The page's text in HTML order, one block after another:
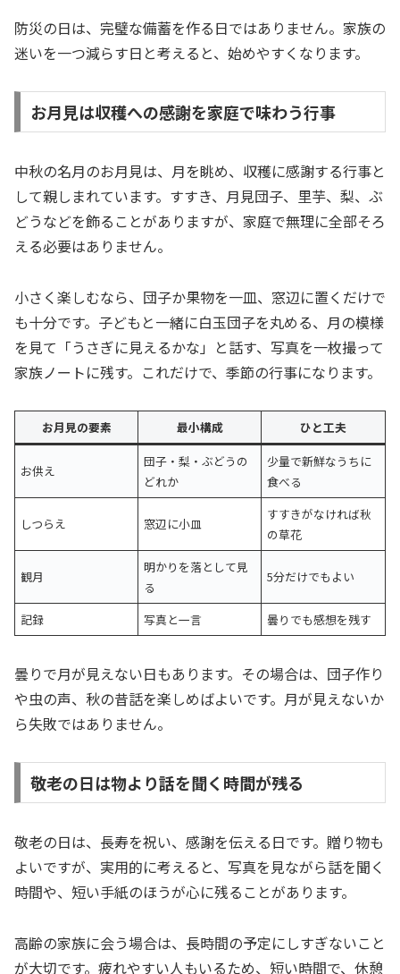
防災の日は、完璧な備蓄を作る日ではありません。家族の
迷いを一つ減らす日と考えると、始めやすくなります。
お月見は収穫への感謝を家庭で味わう行事
中秋の名月のお月見は、月を眺め、収穫に感謝する行事と
して親しまれています。すすき、月見団子、里芋、梨、ぶ
どうなどを飾ることがありますが、家庭で無理に全部そろ
える必要はありません。
小さく楽しむなら、団子か果物を一皿、窓辺に置くだけで
も十分です。子どもと一緒に白玉団子を丸める、月の模様
を見て「うさぎに見えるかな」と話す、写真を一枚撮って
家族ノートに残す。これだけで、季節の行事になります。
お月見の要素 最小構成 ひと工夫
お供え
団子・梨・ぶどうの
どれか
少量で新鮮なうちに
食べる
しつらえ 窓辺に小皿
すすきがなければ秋
の草花
観月
明かりを落として見
る
5分だけでもよい
記録 写真と一言 曇りでも感想を残す
曇りで月が見えない日もあります。その場合は、団子作り
や虫の声、秋の昔話を楽しめばよいです。月が見えないか
ら失敗ではありません。
敬老の日は物より話を聞く時間が残る
敬老の日は、長寿を祝い、感謝を伝える日です。贈り物も
よいですが、実用的に考えると、写真を見ながら話を聞く
時間や、短い手紙のほうが心に残ることがあります。
高齢の家族に会う場合は、長時間の予定にしすぎないこと
が大切です。疲れやすい人もいるため、短い時間で、休憩